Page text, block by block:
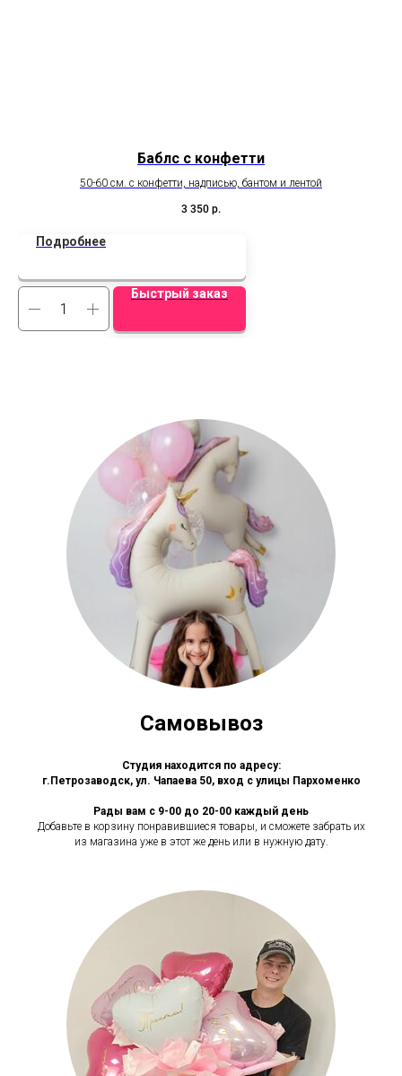
Баблс с конфетти
50-60 см. с конфетти, надписью, бантом и лентой
3 350 р.
Подробнее
Быстрый заказ
Самовывоз
Студия находится по адресу:
г.Петрозаводск, ул. Чапаева 50, вход с улицы Пархоменко
Рады вам с 9-00 до 20-00 каждый день
Добавьте в корзину понравившиеся товары, и сможете забрать их
из магазина уже в этот же день или в нужную дату.